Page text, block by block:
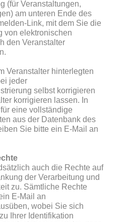
(für Veranstaltungen,
am unteren Ende des
Link, mit dem Sie die
von elektronischen
den Veranstalter
Veranstalter hinterlegten
jeder
selbst korrigieren
korrigieren lassen. In
eine vollständige
aus der Datenbank des
Sie bitte ein E-Mail an
auch die Rechte auf
der Verarbeitung und
zu. Sämtliche Rechte
E-Mail an
wobei Sie sich
Ihrer Identifikation